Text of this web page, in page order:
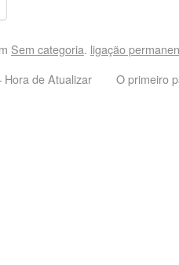
Sem categoria. ligação
Hora de Atualizar O primeiro